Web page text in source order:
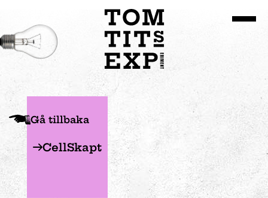
Gå tillbaka
CellSkapt